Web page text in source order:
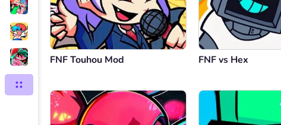
FNF Touhou Mod FNF vs Hex